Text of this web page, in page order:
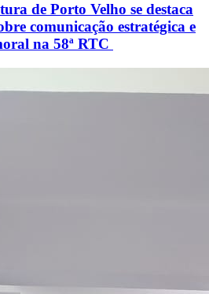
de Porto Velho se destaca
comunicação estratégica e
na 58ª RTC